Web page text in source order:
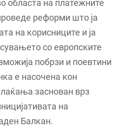
областа на платежните
реформи што ја
на корисниците и ја
со европските
побрзи и поевтини
е насочена кон
заснован врз
на
Балкан.